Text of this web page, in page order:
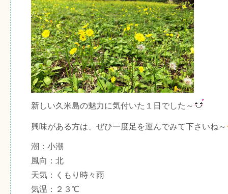
新しい久米島の魅力に気付いた１日でした～
興味がある方は、ぜひ一度足を運んでみて下さいね～
潮：小潮
風向：北
天気：くもり時々雨
気温：２３℃